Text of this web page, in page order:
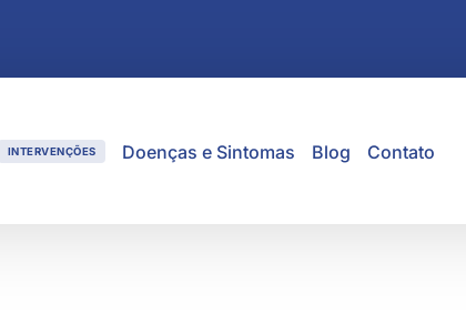
INTERVENÇÕES Doenças e Sintomas Blog Contato